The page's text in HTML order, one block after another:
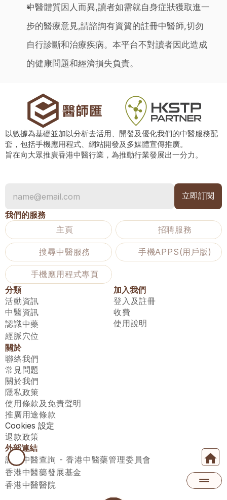
中醫體質因人而異,讀者如需就自身症狀獲取進一
步的醫療意見,請諮詢有資質的註冊中醫師,切勿
自行診斷和治療疾病。本平台不對讀者因此造成
的健康問題和經濟損失負責。
以數據為基礎並加以分析去活用、開發及優化我們的中醫服務配
套，包括手機應用程式、網站開發及多媒體宣傳推廣。
旨在向大眾推廣香港中醫行業，為推動行業發展出一分力。
我們的服務
主頁
招聘服務
搜尋中醫服務 手機APPS(用戶版)
手機應用程式專頁
分類
活動資訊
中醫資訊
認識中藥
經脈穴位
加入我們
登入及註冊
收費
使用說明
關於
聯絡我們
常見問題
關於我們
隱私政策
使用條款及免責聲明
推廣用途條款
Cookies 設定
退款政策
外部連結
註冊中醫查詢 - 香港中醫藥管理委員會
香港中醫藥發展基金
香港中醫醫院